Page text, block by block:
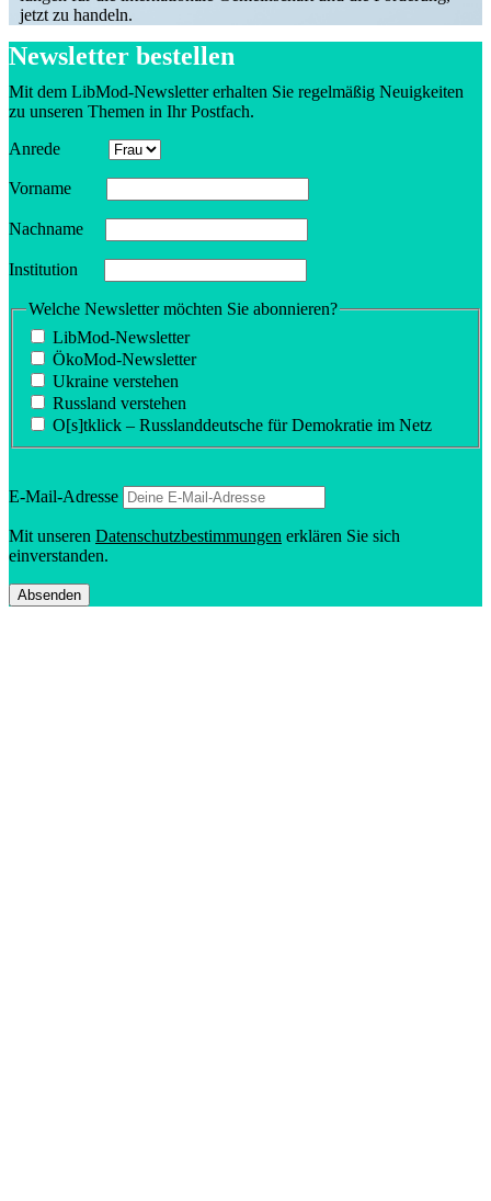
jetzt zu handeln.
Newsletter bestellen
Mit dem LibMod-Newsletter erhalten Sie regel­mäßig Neuig­keiten
zu unseren Themen in Ihr Postfach.
Anrede
Vorname
Nachname
Insti­tution
Welche Newsletter möchten Sie abonnieren?
LibMod-Newsletter
ÖkoMod-Newsletter
Ukraine verstehen
Russland verstehen
O[s]tklick – Russland­deutsche für Demokratie im Netz
E‑Mail-Adresse
Mit unseren Daten­schutz­be­stim­mungen erklären Sie sich
einverstanden.